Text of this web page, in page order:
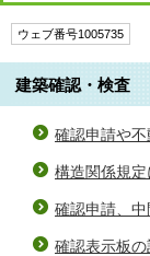
ウェブ番号1005735
建築確認・検査
確認申請や
構造関係規
確認申請、中
確認表示板